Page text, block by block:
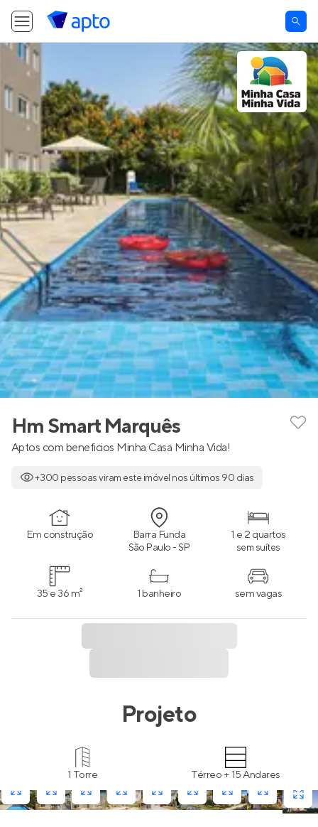
Hm Smart Marquês
Aptos com beneficios Minha Casa Minha Vida!
+300 pessoas viram este imóvel nos últimos 90 dias
Em construção Barra Funda
São Paulo - SP
1 e 2 quartos
sem suítes
35 e 36 m² 1 banheiro sem vagas
Projeto
1 Torre Térreo + 15 Andares